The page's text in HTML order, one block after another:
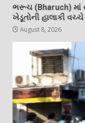
ભરૂચ (Bharuch) માં
ખેડૂતોની હાલાકી
August 8, 2026